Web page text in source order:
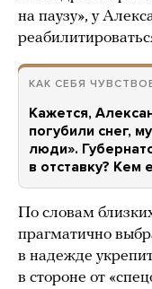
на паузу», у
КАК СЕБЯ
Кажется,
погубили снег,
люди».
в отставку? Кем
По словам
прагматично
в надежде
в стороне от